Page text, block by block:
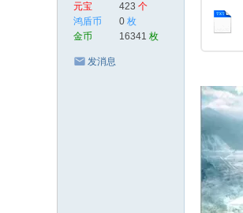
元宝 423 个
鸿盾币
0 枚
金币
16341 枚
发消息